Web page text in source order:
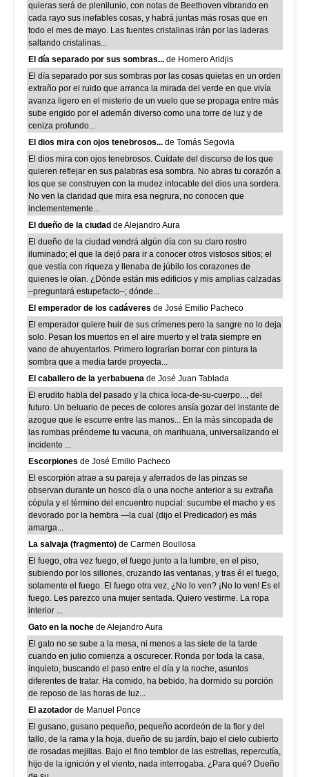
quieras será de plenilunio, con notas de Beethoven vibrando en
cada rayo sus inefables cosas, y habrá juntas más rosas que en
todo el mes de mayo. Las fuentes cristalinas irán por las laderas
saltando cristalinas...
El día separado por sus sombras... de Homero Aridjis
El día separado por sus sombras por las cosas quietas en un orden
extraño por el ruido que arranca la mirada del verde en que vivía
avanza ligero en el misterio de un vuelo que se propaga entre más
sube erigido por el ademán diverso como una torre de luz y de
ceniza profundo...
El dios mira con ojos tenebrosos... de Tomás Segovia
El dios mira con ojos tenebrosos. Cuídate del discurso de los que
quieren reflejar en sus palabras esa sombra. No abras tu corazón a
los que se construyen con la mudez intocable del dios una sordera.
No ven la claridad que mira esa negrura, no conocen que
inclementemente...
El dueño de la ciudad de Alejandro Aura
El dueño de la ciudad vendrá algún día con su claro rostro
iluminado; el que la dejó para ir a conocer otros vistosos sitios; el
que vestía con riqueza y llenaba de júbilo los corazones de
quienes le oían. ¿Dónde están mis edificios y mis amplias calzadas
–preguntará estupefacto–; dónde...
El emperador de los cadáveres de José Emilio Pacheco
El emperador quiere huir de sus crímenes pero la sangre no lo deja
solo. Pesan los muertos en el aire muerto y el trata siempre en
vano de ahuyentarlos. Primero lograrían borrar con pintura la
sombra que a media tarde proyecta...
El caballero de la yerbabuena de José Juan Tablada
El erudito habla del pasado y la chica loca-de-su-cuerpo..., del
futuro. Un beluario de peces de colores ansía gozar del instante de
azogue que le escurre entre las manos... En la más sincopada de
las rumbas préndeme tu vacuna, oh marihuana, universalizando el
incidente ...
Escorpiones de José Emilio Pacheco
El escorpión atrae a su pareja y aferrados de las pinzas se
observan durante un hosco día o una noche anterior a su extraña
cópula y el término del encuentro nupcial: sucumbe el macho y es
devorado por la hembra —la cual (dijo el Predicador) es más
amarga...
La salvaja (fragmento) de Carmen Boullosa
El fuego, otra vez fuego, el fuego junto a la lumbre, en el piso,
subiendo por los sillones, cruzando las ventanas, y tras él el fuego,
solamente el fuego. El fuego otra vez, ¿No lo ven? ¡No lo ven! Es el
fuego. Les parezco una mujer sentada. Quiero vestirme. La ropa
interior ...
Gato en la noche de Alejandro Aura
El gato no se sube a la mesa, ni menos a las siete de la tarde
cuando en julio comienza a oscurecer. Ronda por toda la casa,
inquieto, buscando el paso entre el día y la noche, asuntos
diferentes de tratar. Ha comido, ha bebido, ha dormido su porción
de reposo de las horas de luz...
El azotador de Manuel Ponce
El gusano, gusano pequeño, pequeño acordeón de la flor y del
tallo, de la rama y la hoja, dueño de su jardín, bajo el cielo cubierto
de rosadas mejillas. Bajo el fino temblor de las estrellas, repercutía,
hijo de la ignición y el viento, nada interrogaba. ¿Para qué? Dueño